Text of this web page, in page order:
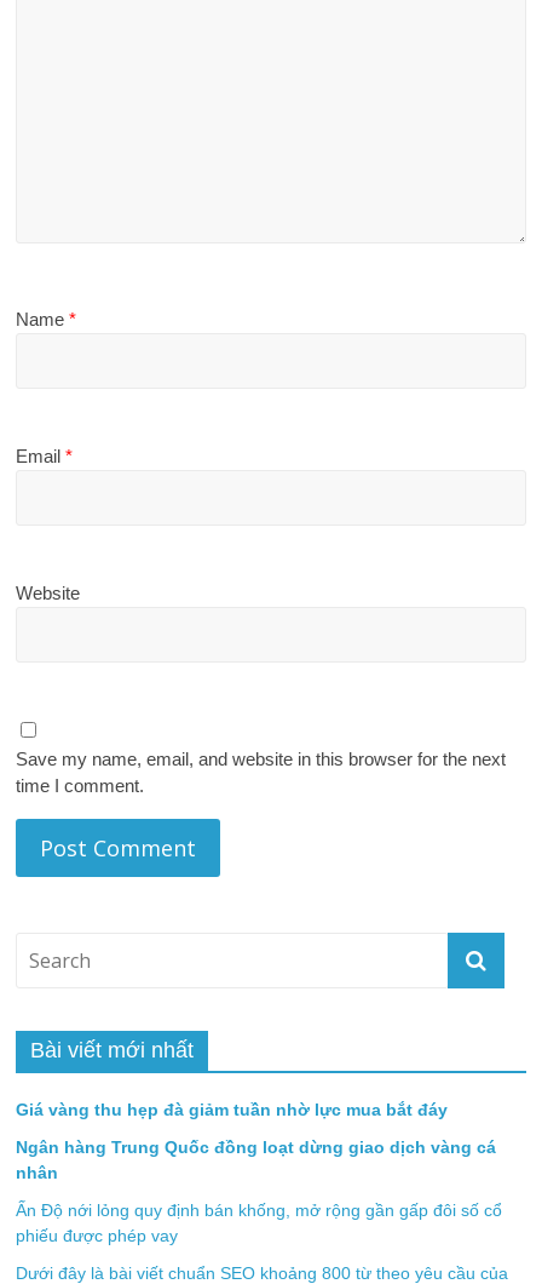
Name*
Email*
Website
Save my name, email, and website in this browser for the next
time I comment.
Bài viết mới nhất
Giá vàng thu hẹp đà giảm tuần nhờ lực mua bắt đáy
Ngân hàng Trung Quốc đồng loạt dừng giao dịch vàng cá
nhân
Ấn Độ nới lỏng quy định bán khống, mở rộng gần gấp đôi số cổ
phiếu được phép vay
Dưới đây là bài viết chuẩn SEO khoảng 800 từ theo yêu cầu của